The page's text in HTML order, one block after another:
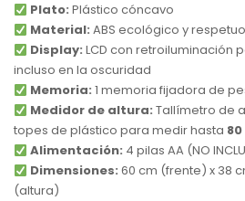
Plato: Plástico cóncavo
Material: ABS ecológico y
Display: LCD con retroiluminación
incluso en la oscuridad
Memoria: 1 memoria fijadora de
Medidor de altura: Tallímetro de
topes de plástico para medir hasta
Alimentación: 4 pilas AA (NO
Dimensiones: 60 cm (frente) x 38
(altura)